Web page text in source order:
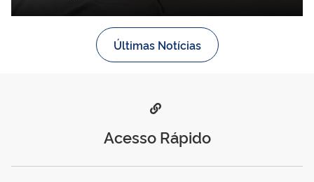
Últimas Notícias
Acesso Rápido